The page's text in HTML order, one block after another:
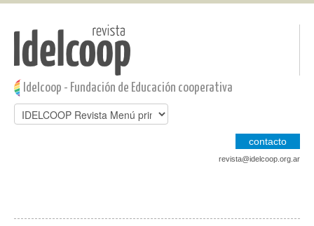
Pasar al contenido principal
Jump to main content
Idelcoop - Fundación de Educación cooperativa
contacto
revista@idelcoop.org.ar